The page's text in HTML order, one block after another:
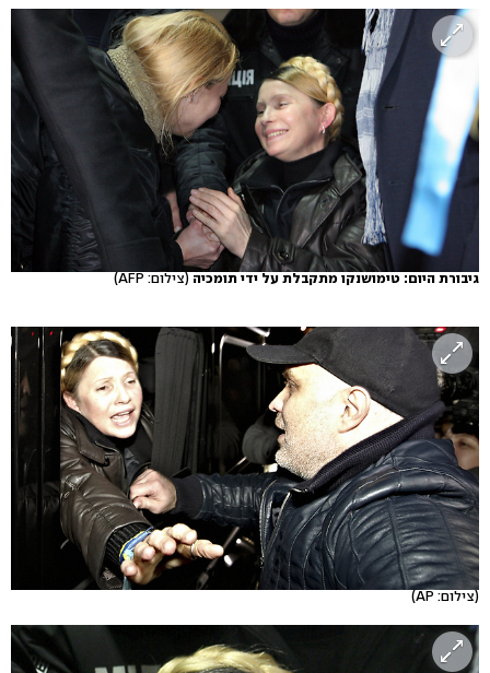
גיבורת היום: טימושנקו מתקבלת על ידי תומכיה (צילום: AFP)
(צילום: AP)